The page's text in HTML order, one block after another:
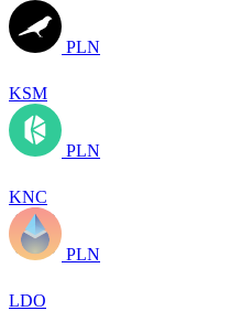
PLN
KSM
PLN
KNC
PLN
LDO